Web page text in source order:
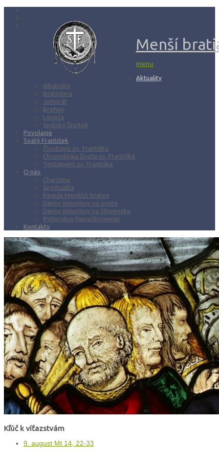
Menší
menu
Aktuality
Albánsko
Bratislava
Juniorát
Brehov
Levoča
Spišský Štvrtok
Povolanie
Svätý František
Životopis sv. Františka
Chronológia života sv. Františka
Testament sv. Františka
O nás
Charizma
Spiritualita
Regula Menších bratov
Dejiny minoritov vo svete
Dejiny minoritov na Slovensku
Rytierstvo Nepoškvrnenej
Kontakty
Kľúč k víťazstvám
9. august Mt 14, 22-33